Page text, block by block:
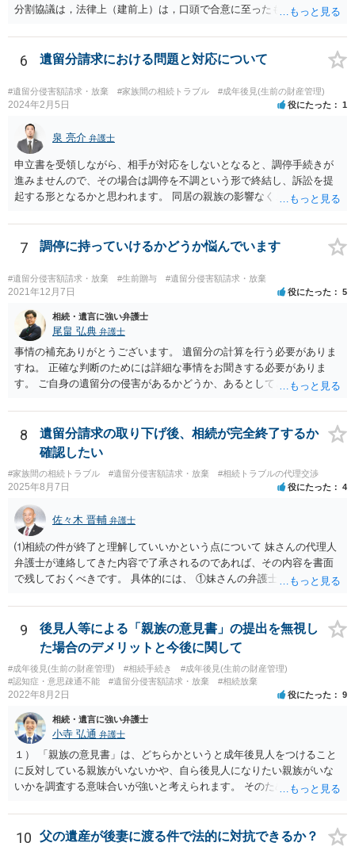
分割協議は，法律上（建前上）は，口頭で合意に至ったものであって
ん。 また，不動産の名義を移転するためには，遺産分割協議書への署
名捺印を得る必要があります。 したがって，残念ながら，「ＡＢＣ間
の遺産分割協議が有効に成立している」という前提に基づく主張は困
難と思われます。 「ＡＢＣ間の遺産分割協議は未了のまま，ＡとＢが
死亡し，二次相続が発生した」という前提に基づいて協議を進める必
議の内容を前提とした主張をすることが最も有利ですが，ＡＢの相続
人は応じない姿勢を示していることから，実現は困難だと思います。
主張としては維持しつつも，現実的な解決方法（遺産分割協議の落と
しどころ）としては，譲歩することを甘受しなければならないかもし
れません。
6 遺留分請求における問題と対応について
#遺留分侵害額請求・放棄 #家族間の相続トラブル #成年後見(生前の財産管理)
2024年2月5日 役にたった 1
泉 亮介 弁護士
申立書を受領しながら、相手が対応をしないとなると、調停手続きが
進みませんので、その場合は調停を不調という形で終結し、訴訟を提
起する形となるかと思われます。 同居の親族の影響なく、というのは
め、後からひっくり返すということは難しくなってくるかと思われま
す。 公開相談の場でのご相談については、どうしても限界が出てしま
7 調停に持っていけるかどうか悩んでいます
#遺留分侵害額請求・放棄 #生前贈与 #遺留分侵害額請求・放棄
2021年12月7日 役にたった 5
相続・遺言に強い弁護士
尾畠 弘典 弁護士
事情の補充ありがとうございます。 遺留分の計算を行う必要がありま
すね。 正確な判断のためには詳細な事情をお聞きする必要がありま
す。 ご自身の遺留分の侵害があるかどうか、あるとしてどの程度の金
相談されるのが良いと思います。
8
遺留分請求の取り下げ後、相続が完全終了するか
確認したい
#家族間の相続トラブル #遺留分侵害額請求・放棄 #相続トラブルの代理交渉
2025年8月7日 役にたった 4
佐々木 晋輔 弁護士
⑴相続の件が終了と理解していいかという点について 妹さんの代理人
弁護士が連絡してきた内容で了承されるのであれば、その内容を書面
で残しておくべきです。 具体的には、 ①妹さんの弁護士に対して、連
の預金を振り込めば終了など）を記載した合意書等の書面を作成して
もらう。 ②相談者様はその書面の内容をしっかり確認する。納得でき
ない部分があれば、説明を求めたり、修正を求める。 なお、相続に
関してお互いに債権債務がないことを確認する旨を記載してもらいま
しょう。その記載があれば、相続の件は終了となります。 ③合意書等
が納得できる内容になれば、お互いに署名捺印する。 という流れで
捺印する前に、相談者様も別の弁護士に相談して確認してもらうので
もいいと思います。 ⑵振込先が弁護士宛であることについて 代理人弁
護士の預り口座を振込先とするのはよくあることです。 問題ないと思
います。
9
後見人等による「親族の意見書」の提出を無視し
た場合のデメリットと今後に関して
#成年後見(生前の財産管理) #相続手続き
#成年後見(生前の財産管理)
#認知症・意思疎通不能
#遺留分侵害額請求・放棄 #相続放棄
2022年8月2日 役にたった 9
相続・遺言に強い弁護士
小寺 弘通 弁護士
１） 「親族の意見書」は、どちらかというと成年後見人をつけること
に反対している親族がいないかや、自ら後見人になりたい親族がいな
いかを調査する意味合いが強いと考えられます。 そのため、ご相談の
す。 ２） 場合によっては、介護や被後見人の財産の処分等に関して、
後見人から相談があることも考えられます。 また、お祖母さんがお亡
くなりになった場合、相続人となる可能性がありますが、 その場合は
10 父の遺産が後妻に渡る件で法的に対抗できるか？